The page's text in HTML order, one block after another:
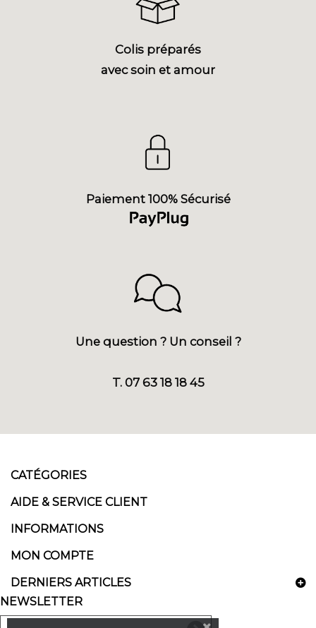
Colis préparés
avec soin et amour
Paiement 100% Sécurisé
Une question ? Un conseil ?
T. 07 63 18 18 45
CATÉGORIES
AIDE & SERVICE CLIENT
INFORMATIONS
MON COMPTE
DERNIERS ARTICLES
NEWSLETTER